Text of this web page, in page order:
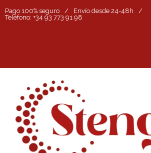
Pago 100% seguro / Envío desde 24-48h
/
Teléfono: +34 93 773 91 98